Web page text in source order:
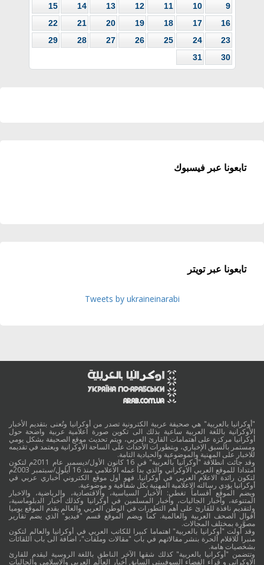
9
10
11
12
13
14
15
16
17
18
19
20
21
22
23
24
25
26
27
28
29
30
31
تابعونا عبر فيسبوك
تابعونا عبر تويتر
Tweets by ukraineinarabi
"أوكرانيا بالعربية" هي صحيفة عربية الكترونية تصدر من أوكرانيا وتُعنى بتقديم الأخبار
الأوكرانية باللغة العربية ساعية بذلك الى تكوين صورة اعلامية عربية واضحة حول
أوكرانيا مركزة على اهتمامات القارئ العربي، ويتم تحديث موقع الصحيفة بشكل يومي
ومستمر بالسبق الإخباري، وبتطورات الأحداث على الساحة الأوكرانية ويعتمد في تقديمه
للاخبار على المهنية والموضوعية والحيادية التامة.
وقد جائت انطلاقة "أوكرانيا بالعربية" في 16 كانون الأول/ديسمبر عام 2011م لتكون
امتدادا للموقع العربي الاوكراني والذي بدأ عمله الاعلامي منذ 16 أيلول/سبتمبر 2003م
لتكون رائدة الاعلام العربي في أوكرانيا. فهو أول موقع الكتروني أخباري عربي في
أوكرانيا يؤدي رسالته الاعلامية المهنية بكل شفافية و موضوعية.
ويضم الموقع أقساماً تغطي: الأخبار السياسية، والاقتصادية، والرياضية، والاخبار
المتنوعة، وأخبار الجاليات، وأخبار المسلمين في أوكرانيا وكذلك أخبار الدبلوماسية،
ولتقديم نافذة للقارئ على أهم التطورات في الوطن العربي والعالم يقدم الموقع يوميا
أقوال الصحف العربية والعالمية. كما ويضم الموقع قسم "فيديو" الذي يضم تقارير
مصوَّرة بمختلف المجالات.
وقد أولت "أوكرانيا بالعربية" اهتماما كبيرا للكاتب العربي في أوكرانيا والعالم لتكون
منبرا للاقلام الحرة بنشر مقالاتهم في باب "مقالات وملفات"، اضافة الى باب اللقائات
بشخصيات هامة.
وتتضمن "أوكرانيا بالعربية" كذلك شقها الآخر الناطق باللغة الروسية ليقدم للقارئ
الاوكراني و قراء الفضاء السوفييتي السابق أخبار العالم العربي والاسلامي والجاليات